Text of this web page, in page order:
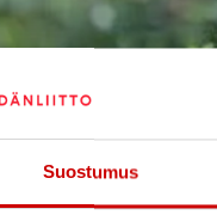
Suostumus